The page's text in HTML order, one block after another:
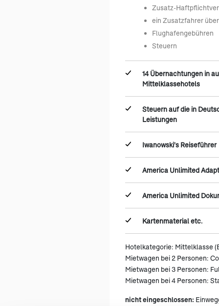
Zusatz-
ein Zusatzfahrer
Flughafengebühren
Steuern
14 Übernachtungen in
Mittelklassehotels
Steuern auf die in
Leistungen
Iwanowski's Reiseführer
America Unlimited
America Unlimited
Kartenmaterial etc.
Hotelkategorie: Mittelklasse
Mietwagen bei 2 Personen:
Mietwagen bei 3 Personen:
Mietwagen bei 4 Personen:
nicht eingeschlossen: